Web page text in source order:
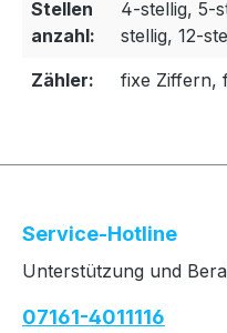
Stellen
anzahl:
4-stellig, 5-
stellig, 12-
Zähler:
fixe Ziffern,
Service-Hotline
Unterstützung und
07161-4011116